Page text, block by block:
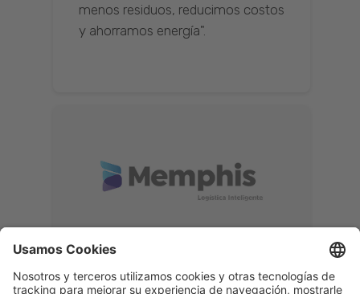
menos residuos, reducimos costos
y ahorramos energía".
Memphis